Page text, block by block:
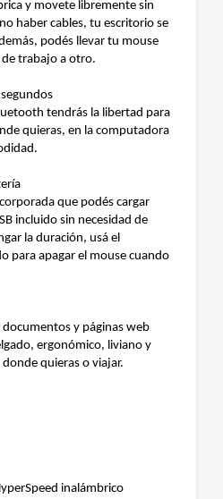
y movete libremente sin
haber cables, tu escritorio se
podés llevar tu mouse
trabajo a otro.
tendrás la libertad para
quieras, en la computadora
que podés cargar
incluido sin necesidad de
la duración, usá el
para apagar el mouse cuando
y páginas web
ergonómico, liviano y
quieras o viajar.
inalámbrico